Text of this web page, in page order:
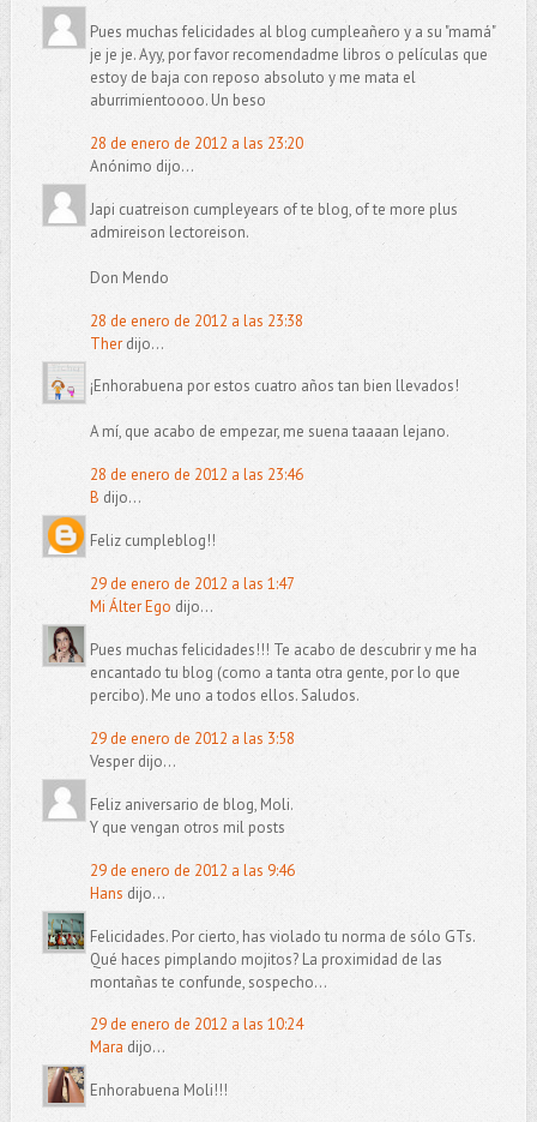
Pues muchas felicidades al blog cumpleañero y a su "mamá"
je je je. Ayy, por favor recomendadme libros o películas que
estoy de baja con reposo absoluto y me mata el
aburrimientoooo. Un beso
28 de enero de 2012 a las 23:20
Anónimo dijo...
Japi cuatreison cumpleyears of te blog, of te more plus
admireison lectoreison.
Don Mendo
28 de enero de 2012 a las 23:38
Therdijo...
¡Enhorabuena por estos cuatro años tan bien llevados!
A mí, que acabo de empezar, me suena taaaan lejano.
28 de enero de 2012 a las 23:46
B dijo...
Feliz cumpleblog!!
29 de enero de 2012 a las 1:47
Mi Álter Ego dijo...
Pues muchas felicidades!!! Te acabo de descubrir y me ha
encantado tu blog (como a tanta otra gente, por lo que
percibo). Me uno a todos ellos. Saludos.
29 de enero de 2012 a las 3:58
Vesper dijo...
Feliz aniversario de blog, Moli.
Y que vengan otros mil posts
29 de enero de 2012 a las 9:46
Hans dijo...
Felicidades. Por cierto, has violado tu norma de sólo GTs.
Qué haces pimplando mojitos? La proximidad de las
montañas te confunde, sospecho...
29 de enero de 2012 a las 10:24
Mara dijo...
Enhorabuena Moli!!!